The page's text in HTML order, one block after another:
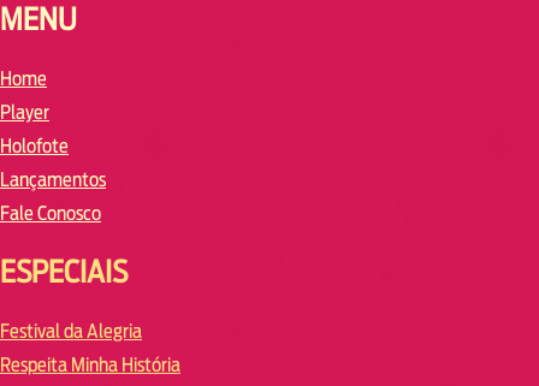
MENU
Home
Player
Holofote
Lançamentos
Fale Conosco
ESPECIAIS
Festival da Alegria
Respeita Minha História